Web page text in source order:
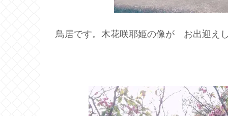
鳥居です。木花咲耶姫の像が お出迎え